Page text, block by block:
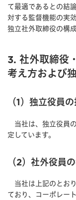
て最適であるとの結
対する監督機能の実
独立社外取締役の構
3. 社外取締役
考え方および
（1）独立役員
当社は、独立役員
定しています。
（2）社外役員
当社は上記のとお
ており、コーポレー